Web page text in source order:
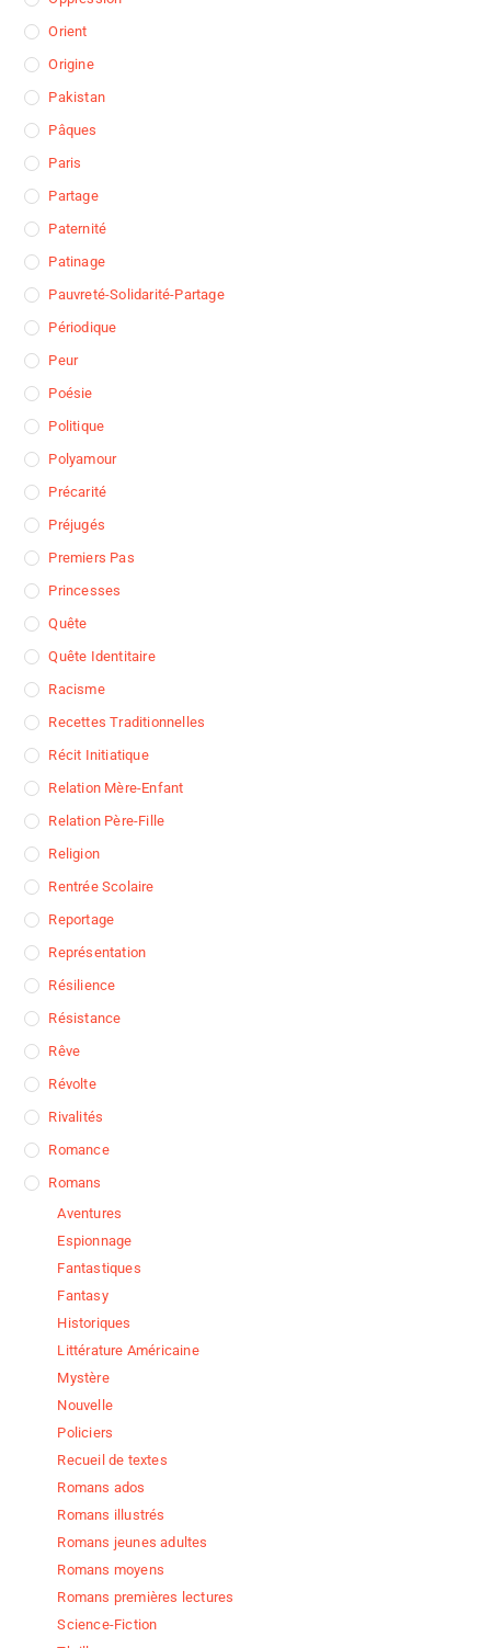
Orient
Origine
Pakistan
Pâques
Paris
Partage
Paternité
Patinage
Pauvreté-Solidarité-Partage
Périodique
Peur
Poésie
Politique
Polyamour
Précarité
Préjugés
Premiers Pas
Princesses
Quête
Quête Identitaire
Racisme
Recettes Traditionnelles
Récit Initiatique
Relation Mère-Enfant
Relation Père-Fille
Religion
Rentrée Scolaire
Reportage
Représentation
Résilience
Résistance
Rêve
Révolte
Rivalités
Romance
Romans
Aventures
Espionnage
Fantastiques
Fantasy
Historiques
Littérature Américaine
Mystère
Nouvelle
Policiers
Recueil de textes
Romans ados
Romans illustrés
Romans jeunes adultes
Romans moyens
Romans premières lectures
Science-Fiction